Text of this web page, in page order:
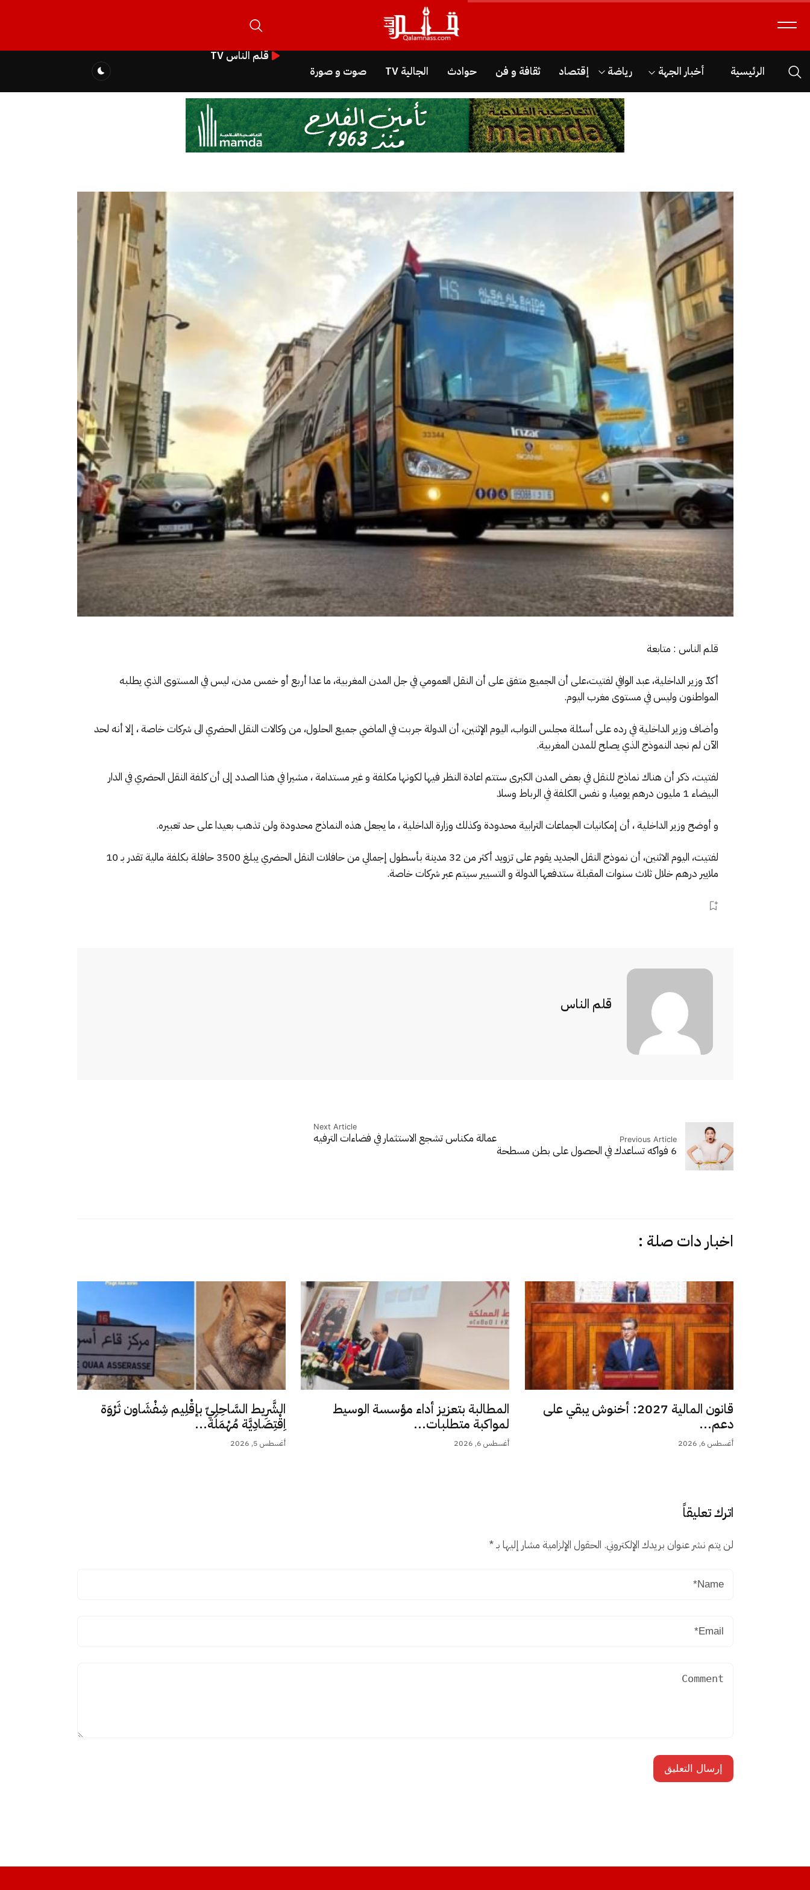
الرئيسية أخبار الجهة رياضة إقتصاد ثقافة و فن حوادث الجالية TV صوت و صورة
قلم الناس TV
قلم الناس : متابعة
أكدّ وزير الداخلية، عبد الوافي لفتيت،على أن الجميع متفق على أن النقل العمومي في جل المدن المغربية، ما عدا أربع أو خمس مدن، ليس في المستوى الذي يطلبه
المواطنون وليس في مستوى مغرب اليوم.
وأضاف وزير الداخلية في رده على أسئلة مجلس النواب، اليوم الإثنين، أن الدولة جربت في الماضي جميع الحلول، من وكالات النقل الحضري الى شركات خاصة ، إلا أنه لحد
الآن لم نجد النموذج الذي يصلح للمدن المغربية.
لفتيت، ذكر أن هناك نماذج للنقل في بعض المدن الكبرى ستتم اعادة النظر فيها لكونها مكلفة و غير مستدامة ، مشيرا في هذا الصدد إلى أن كلفة النقل الحضري في الدار
البيضاء 1 مليون درهم يوميا، و نفس الكلفة في الرباط وسلا.
و أوضح وزير الداخلية ، أن إمكانيات الجماعات الترابية محدودة وكذلك وزارة الداخلية ، ما يجعل هذه النماذج محدودة ولن تذهب بعيدا على حد تعبيره.
لفتيت، اليوم الاثنين، أن نموذج النقل الجديد يقوم على تزويد أكثر من 32 مدينة بأسطول إجمالي من حافلات النقل الحضري يبلغ 3500 حافلة بكلفة مالية تقدر بـ 10
ملايير درهم خلال ثلاث سنوات المقبلة ستدفعها الدولة و التسيير سيتم عبر شركات خاصة.
قلم الناس
Previous Article
6 فواكه تساعدك في الحصول على بطن مسطحة
Next Article
عمالة مكناس تشجع الاستثمار في فضاءات الترفيه
اخبار دات صلة :
قانون المالية 2027: أخنوش يبقي على
دعم...
أغسطس 6, 2026
المطالبة بتعزيز أداء مؤسسة الوسيط
لمواكبة متطلبات...
أغسطس 6, 2026
الشَّرِيط السَّاحِلِيّ بإقْلِيم شِفْشَاون ثَرْوَة
اِقْتِصَادِيَّة مُهْمَلَة...
أغسطس 5, 2026
اترك تعليقاً
لن يتم نشر عنوان بريدك الإلكتروني. الحقول الإلزامية مشار إليها بـ*